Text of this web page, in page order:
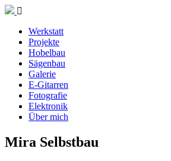
Werkstatt
Projekte
Hobelbau
Sägenbau
Galerie
E-Gitarren
Fotografie
Elektronik
Über mich
Mira Selbstbau